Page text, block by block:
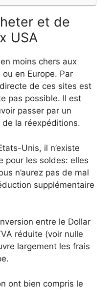
et de
USA
moins chers aux
ou en Europe. Par
de ces sites est
pas possible. Il est
passer par un
la réexpéditions.
Unis, il n’existe
pour les soldes: elles
n’aurez pas de mal
supplémentaire
entre le Dollar
réduite (voir nulle
largement les frais
ont bien compris le